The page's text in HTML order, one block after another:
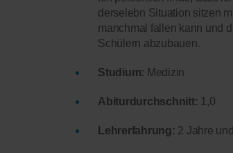
derselebn Situation sitzen
manchmal fallen kann und
Schülern abzubauen.
Studium: Medizin
Abiturdurchschnitt: 1,0
Lehrerfahrung: 2 Jahre